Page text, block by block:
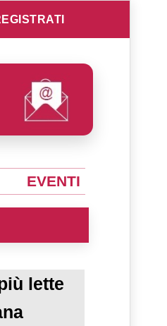
EVENTI
lette